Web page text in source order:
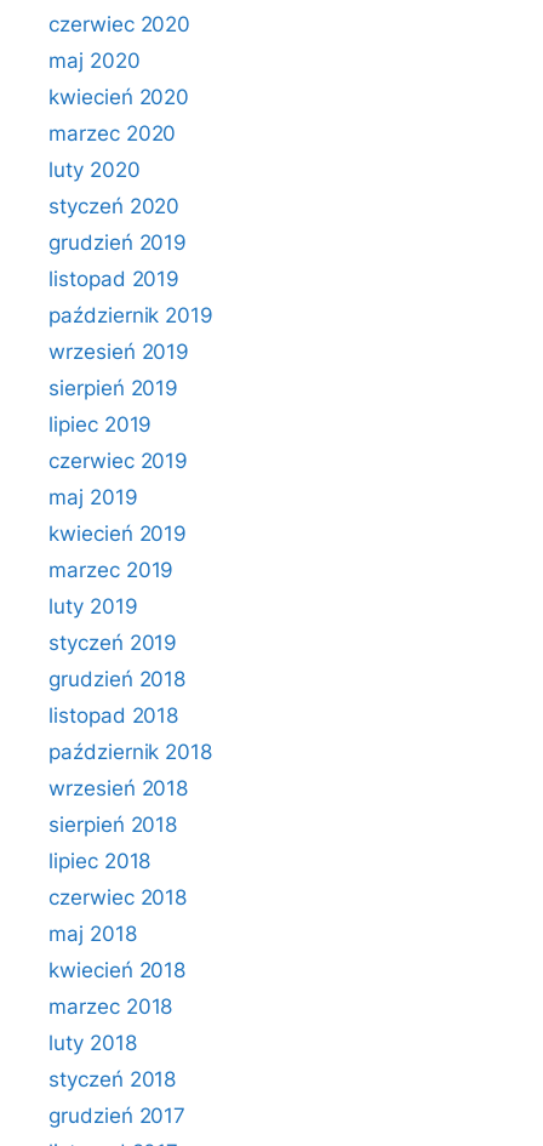
czerwiec 2020
maj 2020
kwiecień 2020
marzec 2020
luty 2020
styczeń 2020
grudzień 2019
listopad 2019
październik 2019
wrzesień 2019
sierpień 2019
lipiec 2019
czerwiec 2019
maj 2019
kwiecień 2019
marzec 2019
luty 2019
styczeń 2019
grudzień 2018
listopad 2018
październik 2018
wrzesień 2018
sierpień 2018
lipiec 2018
czerwiec 2018
maj 2018
kwiecień 2018
marzec 2018
luty 2018
styczeń 2018
grudzień 2017